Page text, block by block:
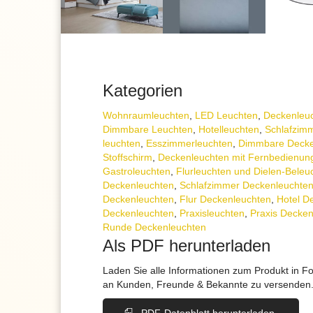
Kategorien
Wohnraum­leuchten, LED Leuchten,
Dimmbare Leuchten, Hotelleuchten,
leuchten, Esszimmer­­leuchten, Dimmbare
Stoffschirm, Deckenleuchten mit
Gastroleuchten, Flurleuchten und Dielen-
Deckenleuchten, Schlafzimmer Deckenleuchten
Deckenleuchten, Flur Deckenleuchten, Hotel
Deckenleuchten, Praxisleuchten, Praxis
Runde Deckenleuchten
Als PDF herunterladen
Laden Sie alle Informationen zum Produkt in
an Kunden, Freunde & Bekannte zu versenden.